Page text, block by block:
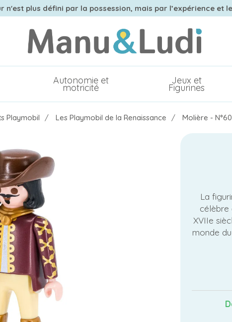
n'est plus défini par la possession, mais par l’expérience et
Autonomie et
motricité
Jeux et
Figurines
Playmobil Les Playmobil de la Renaissance Molière - N°60
La
célèbre
XVIIe
monde